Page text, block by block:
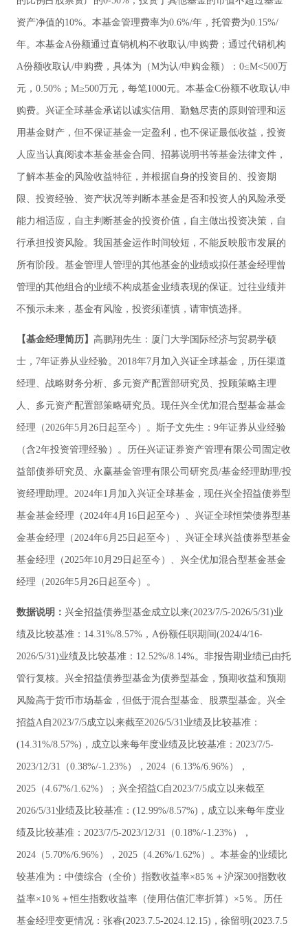
资产净值的10%。本基金管理费率为0.6%/年，托管费为0.15%/
年。本基金A份额通过直销机构不收取认/申购费；通过代销机构
A份额收取认/申购费，具体为（M为认/申购金额）：0≤M<500万
元，0.50%；M≥500万元，每笔1000元。本基金C份额不收取认/申
购费。兴证全球基金承诺以诚实信用、勤勉尽责的原则管理和运
用基金财产，但不保证基金一定盈利，也不保证最低收益，投资
人应当认真阅读本基金基金合同、招募说明书等基金法律文件，
了解本基金的风险收益特征，并根据自身的投资目的、投资期
限、投资经验、资产状况等判断本基金是否和投资人的风险承受
能力相适应，自主判断基金的投资价值，自主做出投资决策，自
行承担投资风险。我国基金运作时间较短，不能反映股市发展的
所有阶段。基金管理人管理的其他基金的业绩或拟任基金经理曾
管理的其他组合的业绩不构成基金业绩表现的保证。过往业绩并
不预示未来，基金有风险，投资须谨慎，请审慎选择。
【基金经理简历】 高鹏翔先生：厦门大学国际经济与贸易学硕
士，7年证券从业经验。2018年7月加入兴证全球基金，历任渠道
经理、战略财务分析、多元资产配置部研究员、投顾策略主理
人、多元资产配置部策略研究员。现任兴全优加混合型基金基金
经理（2026年5月26日起至今）。斯子文先生：9年证券从业经验
（含2年投资管理经验）。历任兴证证券资产管理有限公司固定收
益部债券研究员、永赢基金管理有限公司研究员/基金经理助理/投
资经理助理。2024年1月加入兴证全球基金，现任兴全招益债券型
基金基金经理（2024年4月16日起至今）、兴证全球恒荣债券型基
金基金经理（2024年6月25日起至今）、兴证全球兴益债券型基金
基金经理（2025年10月29日起至今）、兴全优加混合型基金基金
经理（2026年5月26日起至今）。
数据说明： 兴全招益债券型基金成立以来(2023/7/5-2026/5/31)业
绩及比较基准：14.31%/8.57%，A份额任职期间(2024/4/16-
2026/5/31)业绩及比较基准：12.52%/8.14%。非报告期业绩已由托
管行复核。兴全招益债券型基金为债券型基金，预期收益和预期
风险高于货币市场基金，但低于混合型基金、股票型基金。兴全
招益A自2023/7/5成立以来截至2026/5/31业绩及比较基准：
(14.31%/8.57%)，成立以来每年度业绩及比较基准：2023/7/5-
2023/12/31（0.38%/-1.23%），2024（6.13%/6.96%），
2025（4.67%/1.62%）；兴全招益C自2023/7/5成立以来截至
2026/5/31业绩及比较基准：(12.99%/8.57%)，成立以来每年度业
绩及比较基准：2023/7/5-2023/12/31（0.18%/-1.23%），
2024（5.70%/6.96%），2025（4.26%/1.62%）。本基金的业绩比
较基准为：中债综合（全价）指数收益率×85％＋沪深300指数收
益率×10％＋恒生指数收益率（使用估值汇率折算）×5％。历任
基金经理变更情况：张睿(2023.7.5-2024.12.15)，徐留明(2023.7.5